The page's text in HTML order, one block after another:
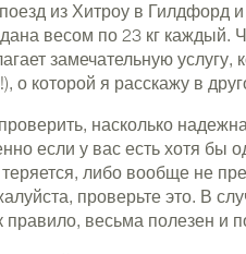
из Хитроу в Гилдфорд и
весом по 23 кг каждый.
замечательную услугу,
о которой я расскажу в
проверить, насколько
если у вас есть хотя бы
либо вообще не
проверьте это. В
правило, весьма полезен и